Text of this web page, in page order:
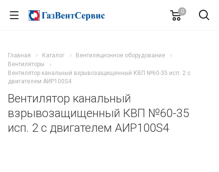
0
Главная Каталог
Вентиляционное оборудование
Вентиляторы
Вентилятор канальный взрывозащищенный КВП №60-35 исп. 2 с
двигателем АИР100S4
Вентилятор канальный
взрывозащищенный КВП №60-35
исп. 2 с двигателем АИР100S4